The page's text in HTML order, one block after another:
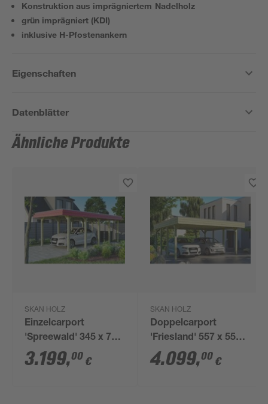
Konstruktion aus imprägniertem Nadelholz
grün imprägniert (KDI)
inklusive H-Pfostenankern
Eigenschaften
Datenblätter
Ähnliche Produkte
SKAN HOLZ
Einzelcarport
'Spreewald' 345 x 741
cm rote Blende KDI
imprägniert
3.199,00 €
SKAN HOLZ
Doppelcarport
'Friesland' 557 x 555
cm KDI imprägniert
4.099,00 €